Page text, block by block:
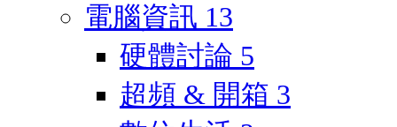
電腦資訊 13
硬體討論 5
超頻 & 開箱 3